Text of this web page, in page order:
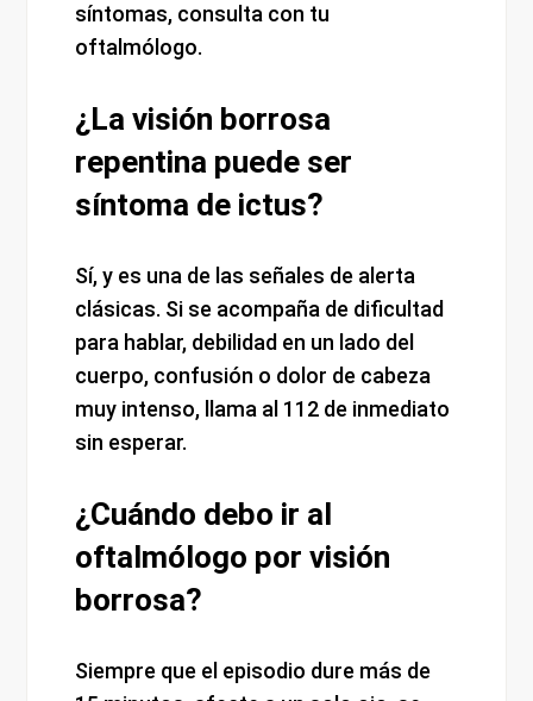
síntomas, consulta con tu
oftalmólogo.
¿La visión borrosa
repentina puede ser
síntoma de ictus?
Sí, y es una de las señales de alerta
clásicas. Si se acompaña de dificultad
para hablar, debilidad en un lado del
cuerpo, confusión o dolor de cabeza
muy intenso, llama al 112 de inmediato
sin esperar.
¿Cuándo debo ir al
oftalmólogo por visión
borrosa?
Siempre que el episodio dure más de